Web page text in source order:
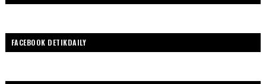
FACEBOOK DETIKDAILY